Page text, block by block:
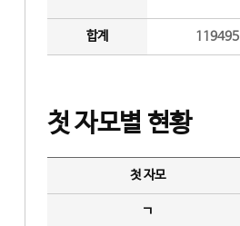
합계
첫 자모별 현황
첫 자모
ㄱ